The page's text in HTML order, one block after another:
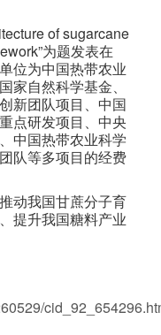
of sugarcane
为题发表在
位为中国热带农业
家自然科学基金、
新团队项目、中国
点研发项目、中央
中国热带农业科学
队等多项目的经费
动我国甘蔗分子育
提升我国糖料产业